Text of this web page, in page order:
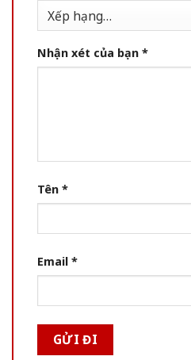
Nhận xét của bạn *
Tên *
Email *